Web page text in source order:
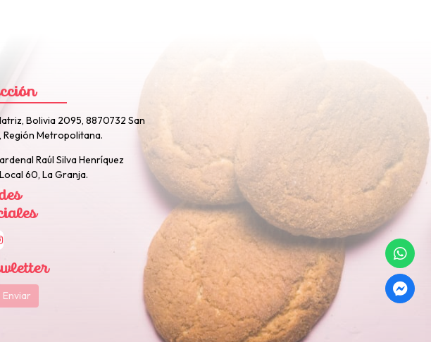
Bolivia 2095, 8870732 San
Región Metropolitana.
Raúl Silva Henríquez
60, La Granja.
Enviar